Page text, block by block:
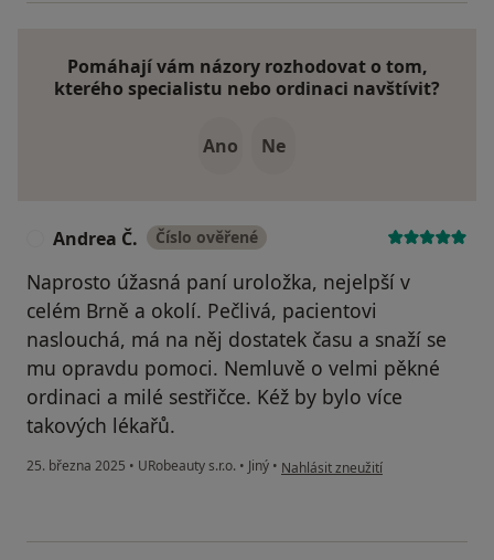
Pomáhají vám názory rozhodovat o tom,
kterého specialistu nebo ordinaci navštívit?
Ano Ne
Andrea Č. Číslo ověřené
Naprosto úžasná paní uroložka, nejelpší v
celém Brně a okolí. Pečlivá, pacientovi
naslouchá, má na něj dostatek času a snaží se
mu opravdu pomoci. Nemluvě o velmi pěkné
ordinaci a milé sestřičce. Kéž by bylo více
takových lékařů.
25. března 2025 • URobeauty s.r.o. • Jiný • podle názoru uživatele Andrea Č.
Nahlásit zneužití